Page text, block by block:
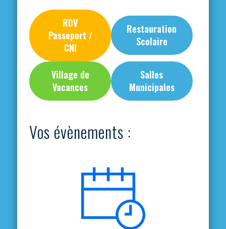
RDV
Passeport /
CNI
Restauration
Scolaire
Village de
Vacances
Salles
Municipales
Vos évènements :